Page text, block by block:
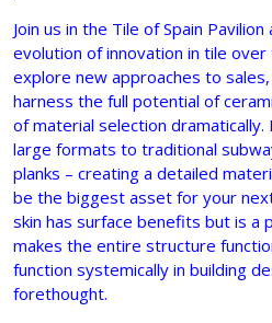
Join us in the Tile of Spain
evolution of innovation in tile
explore new approaches to
harness the full potential of
of material selection
large formats to traditional
planks – creating a detailed
be the biggest asset for your
skin has surface benefits but is
makes the entire structure
function systemically in building
forethought.